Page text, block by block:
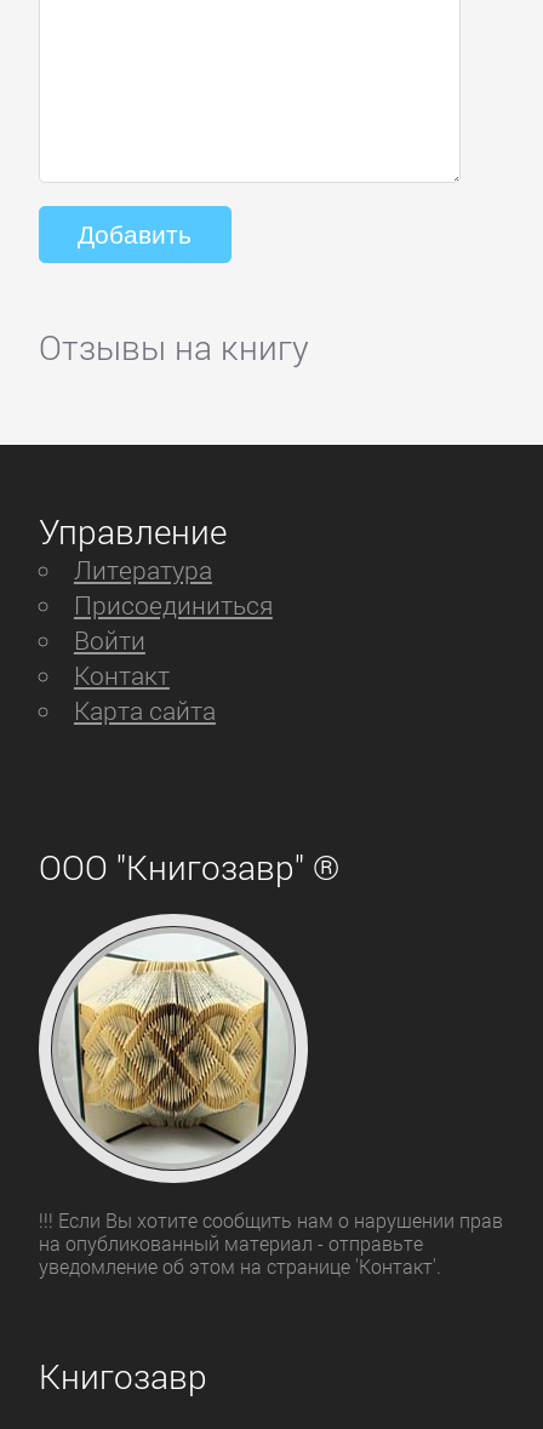
Отзывы на книгу
Управление
Литература
Присоединиться
Войти
Контакт
Карта сайта
ООО "Книгозавр" ®
!!! Если Вы хотите сообщить нам о нарушении прав
на опубликованный материал - отправьте
уведомление об этом на странице 'Контакт'.
Книгозавр